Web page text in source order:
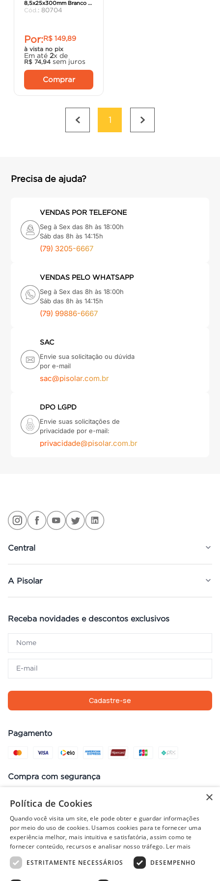
8,5x25x300mm Branco -
Rt Flex.
: 80704
Por:R$ 149,89
à vista no pix
Em até 2x de
R$ 74,94 sem juros
Comprar
1
Precisa de ajuda?
VENDAS POR TELEFONE
Seg à Sex das 8h às 18:00h
Sáb das 8h às 14:15h
(79) 3205-6667
VENDAS PELO WHATSAPP
Seg à Sex das 8h às 18:00h
Sáb das 8h às 14:15h
(79) 99886-6667
SAC
Envie sua solicitação ou dúvida
por e-mail
sac@pisolar.com.br
DPO LGPD
Envie suas solicitações de
privacidade por e-mail:
privacidade@pisolar.com.br
Central
A Pisolar
Receba novidades e descontos exclusivos
Cadastre-se
Pagamento
Compra com segurança
Preços, promoções, condições de pagamento e frete válidos apenas
para compras no site. Em caso de divergência, prevalece o valor do
carrinho no fechamento do pedido. Vendas sujeitas à análise e
×
Política de Cookies
Quando você visita um site, ele pode obter e guardar informações
por meio do uso de cookies. Usamos cookies para te fornecer uma
experiência melhor, mais intuitiva e satisfatória, assim como te
fornecer conteúdo, recursos e analisar nosso tráfego. Ler mais
ESTRITAMENTE NECESSÁRIOS
DESEMPENHO
º porta
º cadeira